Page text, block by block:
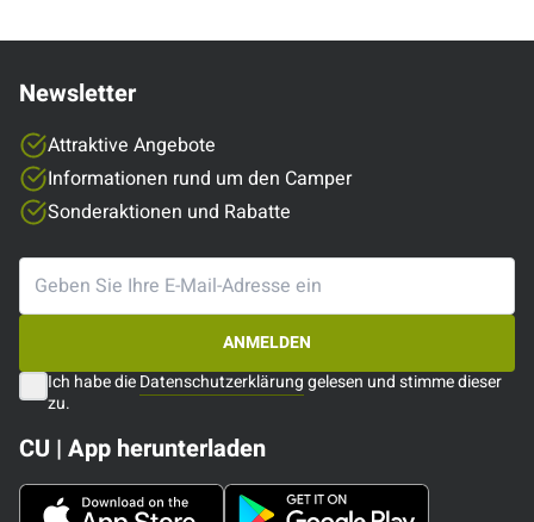
Newsletter
Attraktive Angebote
Informationen rund um den Camper
Sonderaktionen und Rabatte
ANMELDEN
Ich habe dieDatenschutzerklärunggelesen und stimme dieser
zu.
CU | App herunterladen